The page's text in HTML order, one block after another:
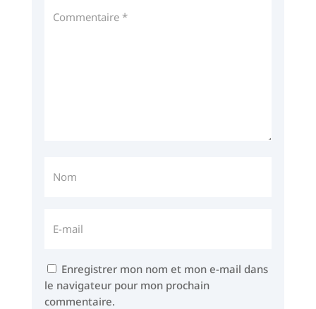
Enregistrer mon nom et mon e-mail dans
le navigateur pour mon prochain
commentaire.